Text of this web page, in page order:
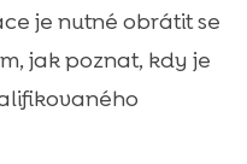
je nutné obrátit se
jak poznat, kdy je